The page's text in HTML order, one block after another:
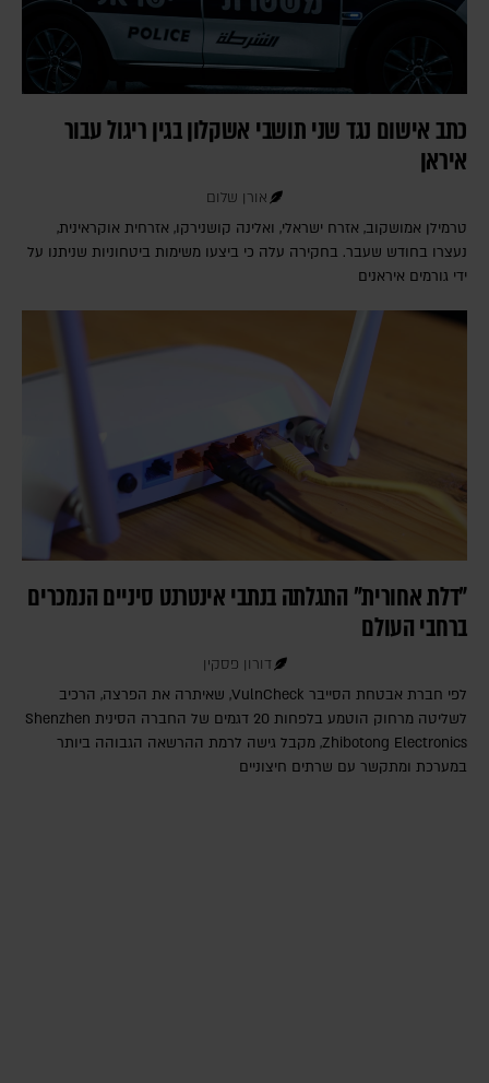
כתב אישום נגד שני תושבי אשקלון בגין ריגול עבור
איראן
אורן שלום
טרמילן אמושקוב, אזרח ישראלי, ואלינה קושנירקו, אזרחית אוקראינית,
נעצרו בחודש שעבר. בחקירה עלה כי ביצעו משימות ביטחוניות שניתנו על
ידי גורמים איראנים
"דלת אחורית" התגלתה בנתבי אינטרנט סיניים הנמכרים
ברחבי העולם
דורון פסקין
לפי חברת אבטחת הסייבר VulnCheck‎, שאיתרה את הפרצה, הרכיב
לשליטה מרחוק הוטמע בלפחות 20 דגמים של החברה הסינית Shenzhen
Zhibotong Electronics‎, מקבל גישה לרמת ההרשאה הגבוהה ביותר
במערכת ומתקשר עם שרתים חיצוניים